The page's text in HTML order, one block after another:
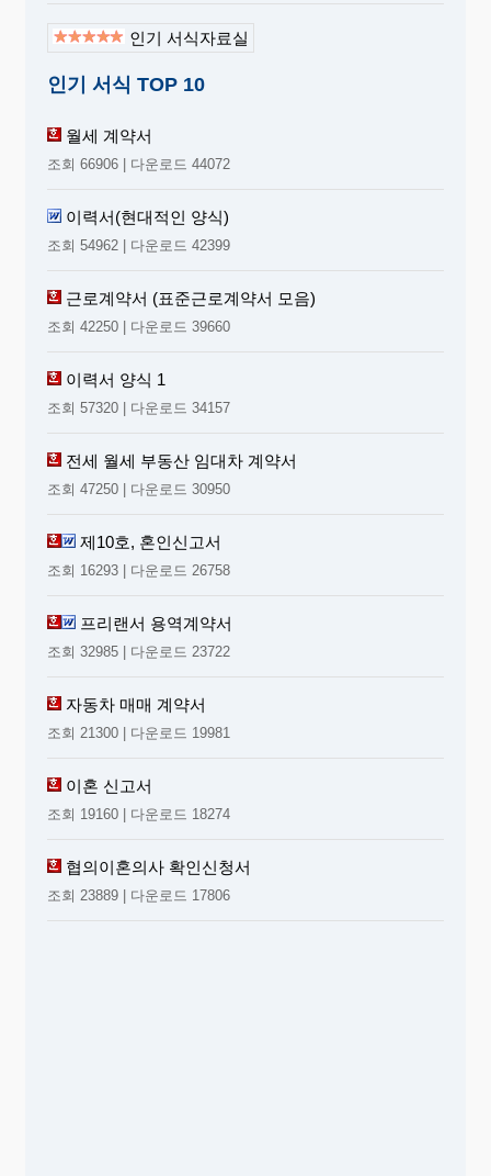
인기 서식자료실
인기 서식 TOP 10
월세 계약서
조회 66906 | 다운로드 44072
이력서(현대적인 양식)
조회 54962 | 다운로드 42399
근로계약서 (표준근로계약서 모음)
조회 42250 | 다운로드 39660
이력서 양식 1
조회 57320 | 다운로드 34157
전세 월세 부동산 임대차 계약서
조회 47250 | 다운로드 30950
제10호, 혼인신고서
조회 16293 | 다운로드 26758
프리랜서 용역계약서
조회 32985 | 다운로드 23722
자동차 매매 계약서
조회 21300 | 다운로드 19981
이혼 신고서
조회 19160 | 다운로드 18274
협의이혼의사 확인신청서
조회 23889 | 다운로드 17806